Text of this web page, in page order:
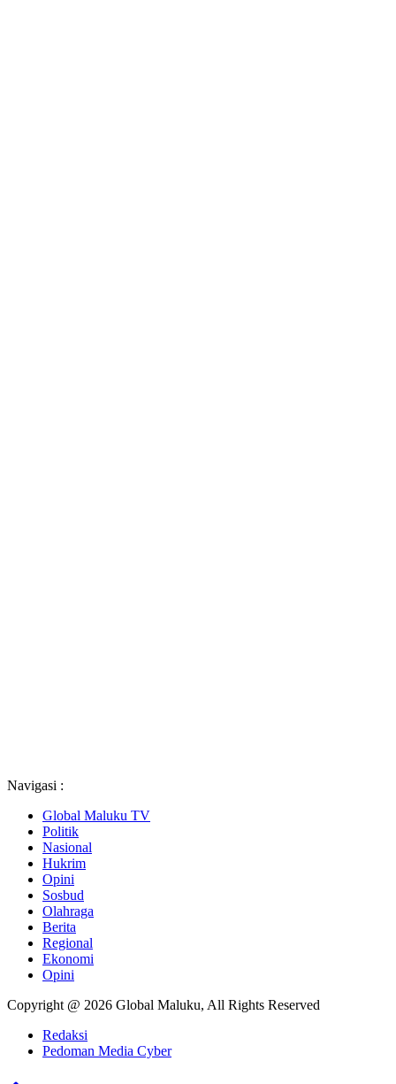
Navigasi :
Global Maluku TV
Politik
Nasional
Hukrim
Opini
Sosbud
Olahraga
Berita
Regional
Ekonomi
Opini
Copyright @ 2026 Global Maluku, All Rights Reserved
Redaksi
Pedoman Media Cyber